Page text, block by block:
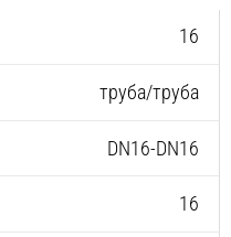
16
труба/труба
DN16-DN16
16